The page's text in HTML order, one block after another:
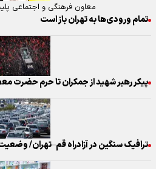
معاون فرهنگی و اجتماعی
تمام ورودی‌ها به تهران باز است
پیکر رهبر شهید از جمکران تا حرم
ترافیک سنگین در آزادراه قم–تهران/